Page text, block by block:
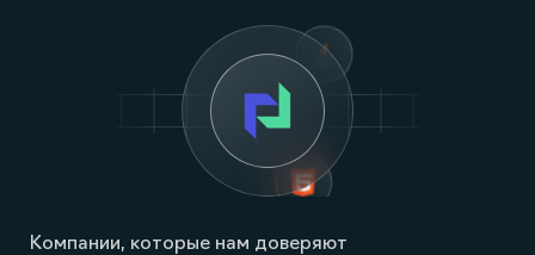
Компании, которые нам доверяют